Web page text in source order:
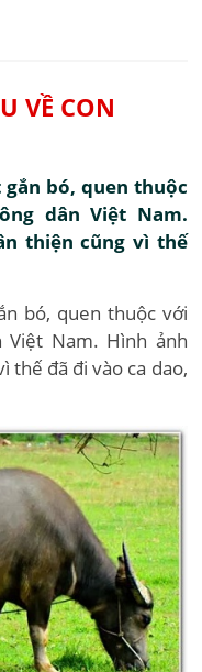
VỀ CON
bó, quen thuộc
dân Việt Nam.
thiện cũng vì thế
bó, quen thuộc với
Việt Nam. Hình ảnh
thế đã đi vào ca dao,